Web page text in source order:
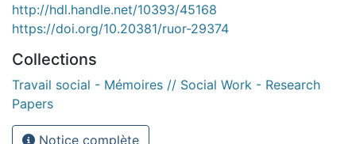
http://hdl.handle.net/10393/45168
https://doi.org/10.20381/ruor-29374
Collections
Travail social - Mémoires // Social Work - Research
Papers
Notice complète